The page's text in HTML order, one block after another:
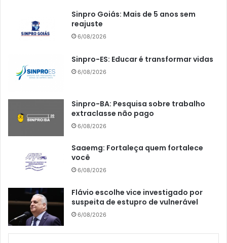
Sinpro Goiás: Mais de 5 anos sem
reajuste
6/08/2026
Sinpro-ES: Educar é transformar vidas
6/08/2026
Sinpro-BA: Pesquisa sobre trabalho
extraclasse não pago
6/08/2026
Saaemg: Fortaleça quem fortalece
você
6/08/2026
Flávio escolhe vice investigado por
suspeita de estupro de vulnerável
6/08/2026